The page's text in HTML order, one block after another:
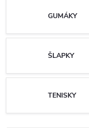
GUMÁKY
ŠLAPKY
TENISKY